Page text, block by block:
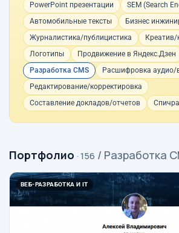
PowerPoint презентации
SEM (Search
Автомобильные тексты
Бизнес
Журналистика/публицистика
Креатив/
Логотипы
Продвижение в Яндекс.Дзен
Разработка CMS
Расшифровка аудио/
Редактирование/корректировка
Составление докладов/отчетов
Портфолио · 156 / Разработка
ВЕБ-РАЗРАБОТКА И IT